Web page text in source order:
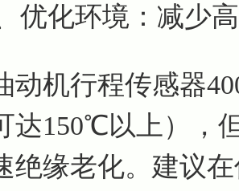
优化环境：减少
动机行程传感器
达150℃以上），
绝缘老化。建议